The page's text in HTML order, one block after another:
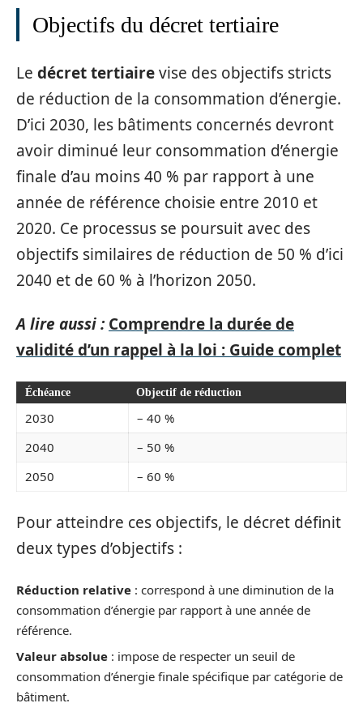
Objectifs du décret tertiaire
Le décret tertiairevise des objectifs stricts
de réduction de la consommation d’énergie.
D’ici 2030, les bâtiments concernés devront
avoir diminué leur consommation d’énergie
finale d’au moins 40 % par rapport à une
année de référence choisie entre 2010 et
2020. Ce processus se poursuit avec des
objectifs similaires de réduction de 50 % d’ici
2040 et de 60 % à l’horizon 2050.
A lire aussi : Comprendre la durée de
validité d’un rappel à la loi : Guide complet
Échéance Objectif de réduction
2030
– 40 %
2040
– 50 %
2050
– 60 %
Pour atteindre ces objectifs, le décret définit
deux types d’objectifs :
Réduction relative : correspond à une diminution de la
consommation d’énergie par rapport à une année de
référence.
Valeur absolue : impose de respecter un seuil de
consommation d’énergie finale spécifique par catégorie de
bâtiment.